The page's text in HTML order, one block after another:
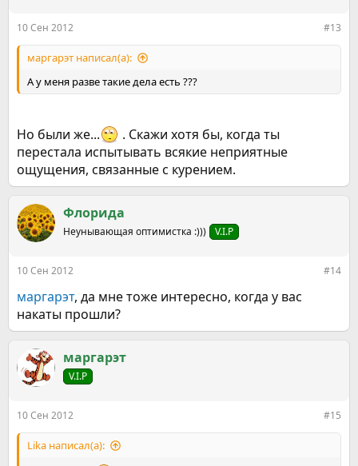
10 Сен 2012 #13
маргарэт написал(а):
А у меня разве такие дела есть ???
Но были же...
. Скажи хотя бы, когда ты
перестала испытывать всякие неприятные
ощущения, связанные с курением.
Флорида
Неунывающая оптимистка :))) V.I.P
10 Сен 2012 #14
маргарэт, да мне тоже интересно, когда у вас
накаты прошли?
маргарэт
V.I.P
10 Сен 2012 #15
Lika написал(а):